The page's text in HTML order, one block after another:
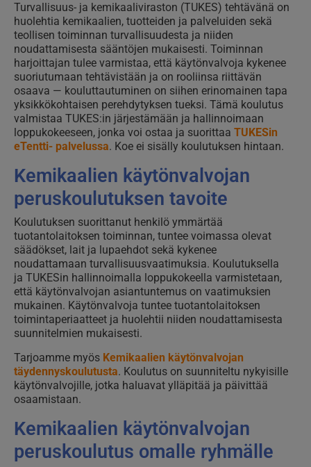
Turvallisuus- ja kemikaaliviraston (TUKES) tehtävänä on
huolehtia kemikaalien, tuotteiden ja palveluiden sekä
teollisen toiminnan turvallisuudesta ja niiden
noudattamisesta sääntöjen mukaisesti. Toiminnan
harjoittajan tulee varmistaa, että käytönvalvoja kykenee
suoriutumaan tehtävistään ja on rooliinsa riittävän
osaava — kouluttautuminen on siihen erinomainen tapa
yksikkökohtaisen perehdytyksen tueksi. Tämä koulutus
valmistaa TUKES:in järjestämään ja hallinnoimaan
loppukokeeseen, jonka voi ostaa ja suorittaa TUKESin
eTentti- palvelussa. Koe ei sisälly koulutuksen hintaan.
Kemikaalien käytönvalvojan
peruskoulutuksen tavoite
Koulutuksen suorittanut henkilö ymmärtää
tuotantolaitoksen toiminnan, tuntee voimassa olevat
säädökset, lait ja lupaehdot sekä kykenee
noudattamaan turvallisuusvaatimuksia. Koulutuksella
ja TUKESin hallinnoimalla loppukokeella varmistetaan,
että käytönvalvojan asiantuntemus on vaatimuksien
mukainen. Käytönvalvoja tuntee tuotantolaitoksen
toimintaperiaatteet ja huolehtii niiden noudattamisesta
suunnitelmien mukaisesti.
Tarjoamme myös Kemikaalien käytönvalvojan
täydennyskoulutusta. Koulutus on suunniteltu nykyisille
käytönvalvojille, jotka haluavat ylläpitää ja päivittää
osaamistaan.
Kemikaalien käytönvalvojan
peruskoulutus omalle ryhmälle